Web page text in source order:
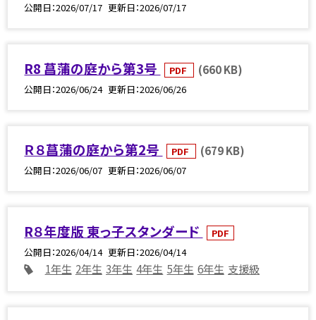
公開日 2026/07/17 更新日 2026/07/17
R8 菖蒲の庭から第3号 PDF (660 KB)
公開日 2026/06/24 更新日 2026/06/26
Ｒ８菖蒲の庭から第2号 PDF (679 KB)
公開日 2026/06/07 更新日 2026/06/07
R８年度版 東っ子スタンダード
PDF
公開日 2026/04/14 更新日 2026/04/14
1年生 2年生 3年生 4年生 5年生 6年生 支援級